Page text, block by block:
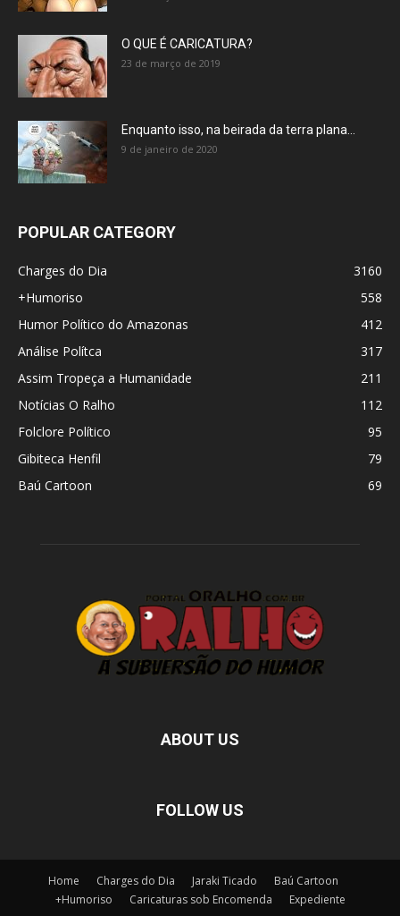
O QUE É CARICATURA?
23 de março de 2019
Enquanto isso, na beirada da terra plana…
9 de janeiro de 2020
POPULAR CATEGORY
Charges do Dia
3160
+Humoriso
558
Humor Político do Amazonas
412
Análise Polítca
317
Assim Tropeça a Humanidade
211
Notícias O Ralho
112
Folclore Político
95
Gibiteca Henfil
79
Baú Cartoon
69
ABOUT US
FOLLOW US
Home Charges do Dia Jaraki Ticado
Baú Cartoon
+Humoriso
Caricaturas sob Encomenda Expediente